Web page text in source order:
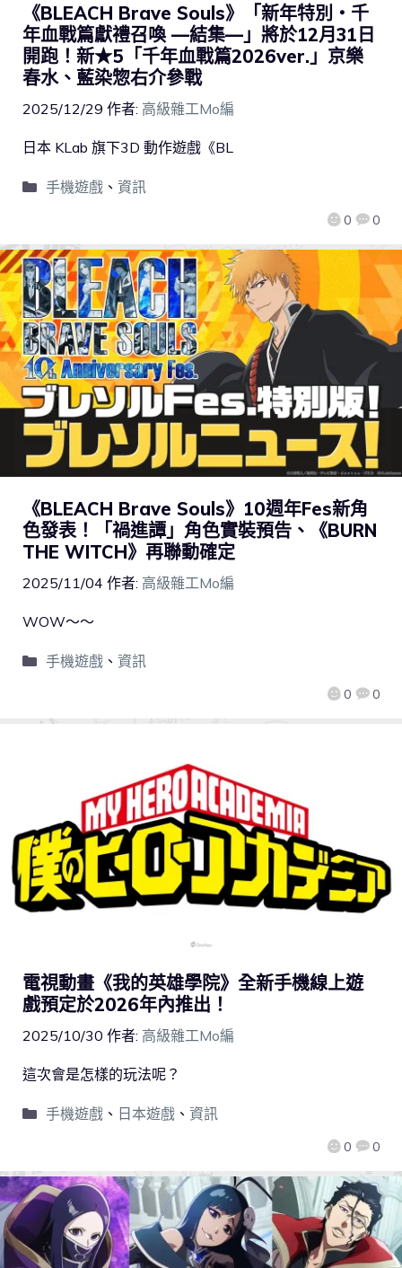
《BLEACH Brave Souls》「新年特別・千
年血戰篇獻禮召喚 —結集—」將於12月31日
開跑！新★5「千年血戰篇2026ver.」京樂
春水、藍染惣右介參戰
2025/12/29 作者: 高級雜工Mo編
0 0
日本 KLab 旗下3D 動作遊戲《BL
手機遊戲、 資訊
《BLEACH Brave Souls》10週年Fes新角
色發表！「禍進譚」角色實裝預告、《BURN
THE WITCH》再聯動確定
2025/11/04 作者: 高級雜工Mo編
0 0
WOW～～
手機遊戲、 資訊
電視動畫《我的英雄學院》全新手機線上遊
戲預定於2026年內推出！
2025/10/30 作者: 高級雜工Mo編
0 0
這次會是怎樣的玩法呢？
手機遊戲、 日本遊戲、 資訊